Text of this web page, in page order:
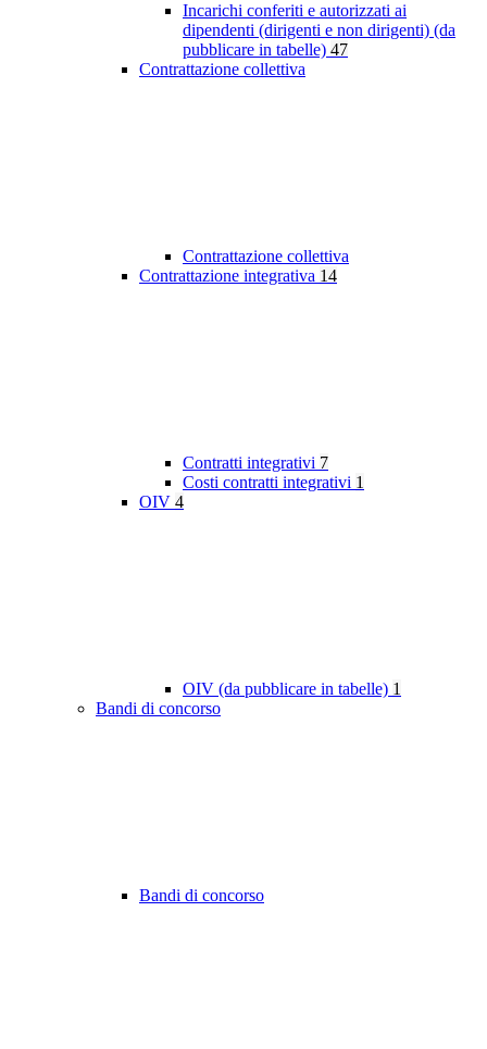
Incarichi conferiti e autorizzati ai
dipendenti (dirigenti e non dirigenti) (da
pubblicare in tabelle) 47
Contrattazione collettiva
Contrattazione collettiva
Contrattazione integrativa 14
Contratti integrativi 7
Costi contratti integrativi 1
OIV 4
OIV (da pubblicare in tabelle) 1
Bandi di concorso
Bandi di concorso